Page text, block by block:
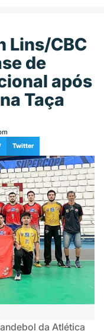
Lins/CBC
de
após
Taça
Twitter
da Atlética